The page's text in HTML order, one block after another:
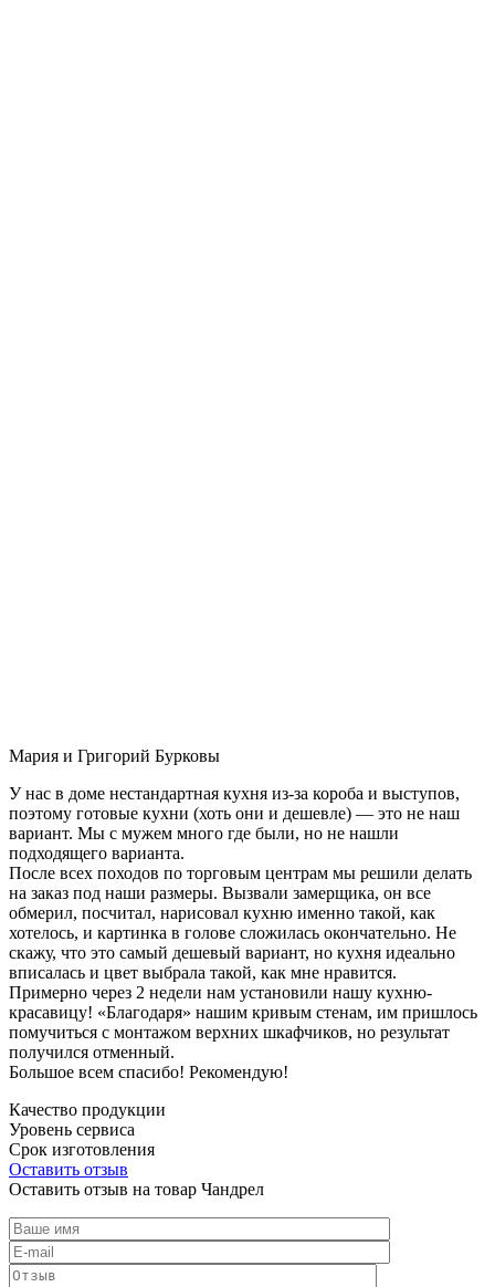
Мария и Григорий Бурковы
У нас в доме нестандартная кухня из-за короба и выступов,
поэтому готовые кухни (хоть они и дешевле) — это не наш
вариант. Мы с мужем много где были, но не нашли
подходящего варианта.
После всех походов по торговым центрам мы решили делать
на заказ под наши размеры. Вызвали замерщика, он все
обмерил, посчитал, нарисовал кухню именно такой, как
хотелось, и картинка в голове сложилась окончательно. Не
скажу, что это самый дешевый вариант, но кухня идеально
вписалась и цвет выбрала такой, как мне нравится.
Примерно через 2 недели нам установили нашу кухню-
красавицу! «Благодаря» нашим кривым стенам, им пришлось
помучиться с монтажом верхних шкафчиков, но результат
получился отменный.
Большое всем спасибо! Рекомендую!
Качество продукции
Уровень сервиса
Срок изготовления
Оставить отзыв
Оставить отзыв на товар Чандрел